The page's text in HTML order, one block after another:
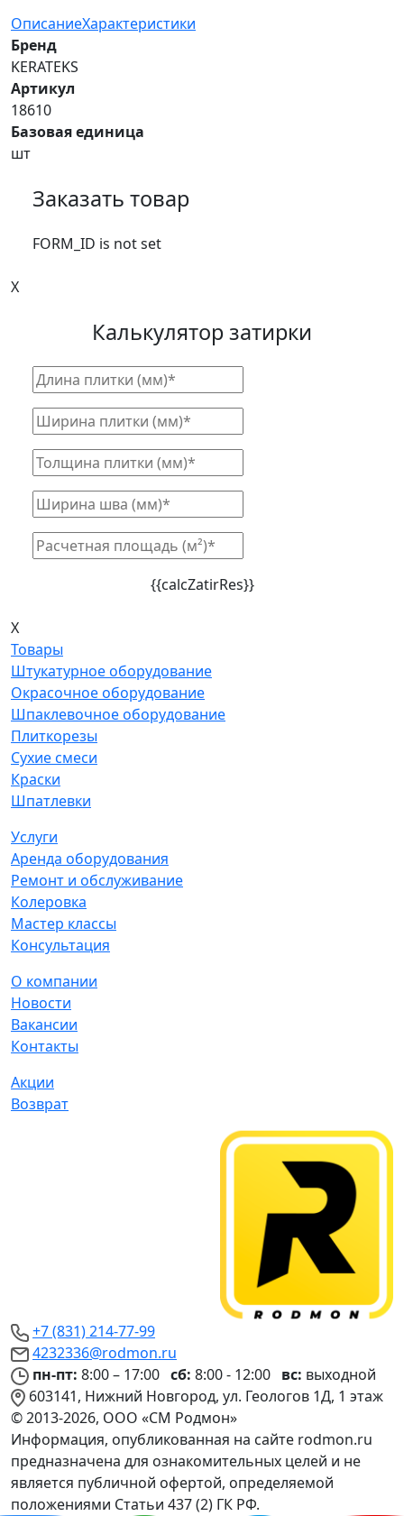
ОписаниеХарактеристики
Бренд
KERATEKS
Артикул
18610
Базовая единица
шт
Заказать товар
FORM_ID is not set
X
Калькулятор затирки
{{calcZatirRes}}
X
Товары
Штукатурное оборудование
Окрасочное оборудование
Шпаклевочное оборудование
Плиткорезы
Сухие смеси
Краски
Шпатлевки
Услуги
Аренда оборудования
Ремонт и обслуживание
Колеровка
Мастер классы
Консультация
О компании
Новости
Вакансии
Контакты
Акции
Возврат
+7 (831) 214-77-99
4232336@rodmon.ru
пн-пт: 8:00 – 17:00 сб: 8:00 - 12:00 вс: выходной
603141, Нижний Новгород, ул. Геологов 1Д, 1 этаж
© 2013-2026, ООО «СМ Родмон»
Информация, опубликованная на сайте rodmon.ru
предназначена для ознакомительных целей и не
является публичной офертой, определяемой
положениями Статьи 437 (2) ГК РФ.